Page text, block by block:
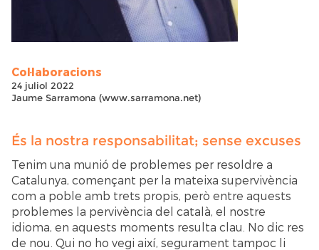
Col·laboracions
24 juliol 2022
Jaume Sarramona (www.sarramona.net)
És la nostra responsabilitat; sense excuses
Tenim una munió de problemes per resoldre a
Catalunya, començant per la mateixa supervivència
com a poble amb trets propis, però entre aquests
problemes la pervivència del català, el nostre
idioma, en aquests moments resulta clau. No dic res
de nou. Qui no ho vegi així, segurament tampoc li